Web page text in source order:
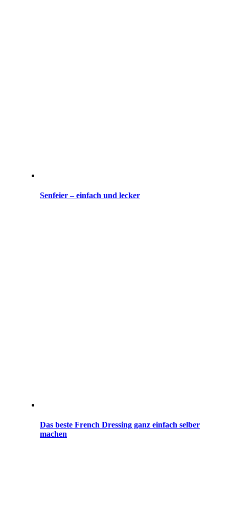
Senfeier – einfach und lecker
Das beste French Dressing ganz einfach selber
machen